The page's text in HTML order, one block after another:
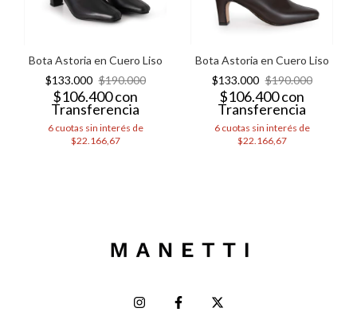
Bota Astoria en Cuero Liso
$133.000 $190.000
$106.400con
Transferencia
6 cuotas sin interés de
$22.166,67
Bota Astoria en Cuero Liso
$133.000 $190.000
$106.400con
Transferencia
6 cuotas sin interés de
$22.166,67